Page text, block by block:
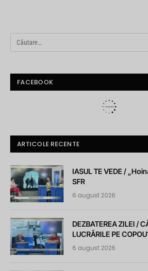
FACEBOOK
ARTICOLE RECENTE
IASUL TE VEDE /
SFR
6 august 2026
DEZBATEREA ZILEI /
LUCRĂRILE PE
6 august 2026